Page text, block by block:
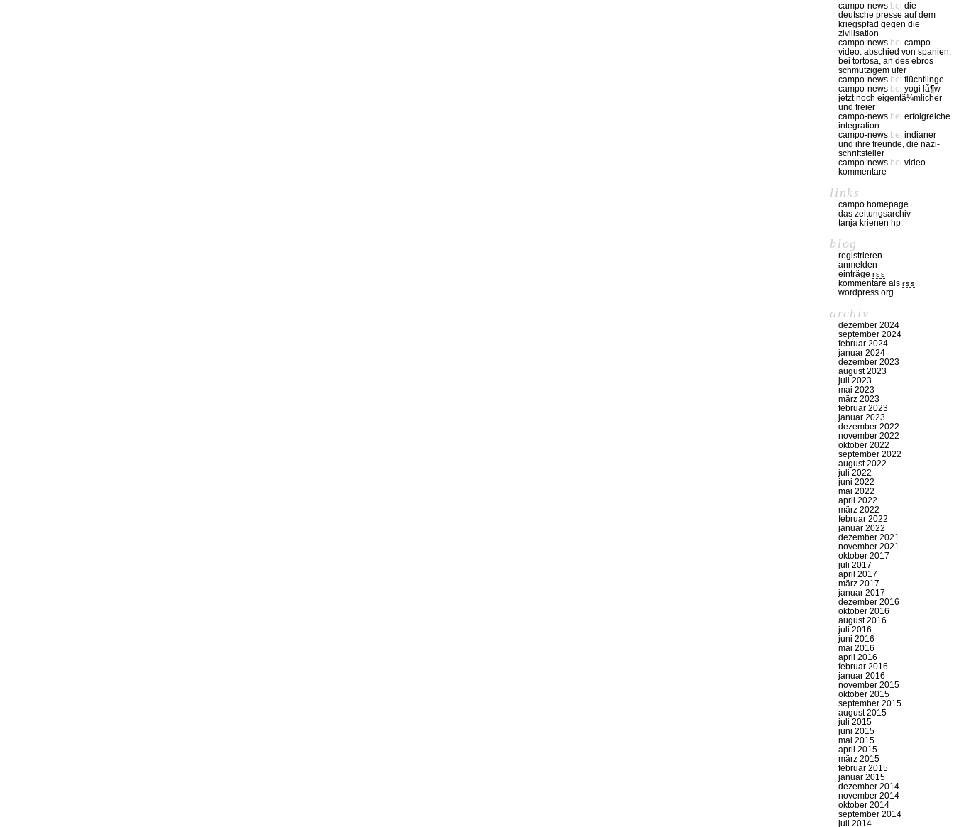
campo-news bei die
deutsche presse auf dem
kriegspfad gegen die
zivilisation
campo-news bei campo-
video: abschied von spanien:
bei tortosa, an des ebros
schmutzigem ufer
campo-news bei flüchtlinge
campo-news bei yogi lã¶w
jetzt noch eigentã¼mlicher
und freier
campo-news bei erfolgreiche
integration
campo-news bei indianer
und ihre freunde, die nazi-
schriftsteller
campo-news bei video
kommentare
links
campo homepage
das zeitungsarchiv
tanja krienen hp
blog
registrieren
anmelden
einträge rss
kommentare als rss
wordpress.org
archiv
dezember 2024
september 2024
februar 2024
januar 2024
dezember 2023
august 2023
juli 2023
mai 2023
märz 2023
februar 2023
januar 2023
dezember 2022
november 2022
oktober 2022
september 2022
august 2022
juli 2022
juni 2022
mai 2022
april 2022
märz 2022
februar 2022
januar 2022
dezember 2021
november 2021
oktober 2017
juli 2017
april 2017
märz 2017
januar 2017
dezember 2016
oktober 2016
august 2016
juli 2016
juni 2016
mai 2016
april 2016
februar 2016
januar 2016
november 2015
oktober 2015
september 2015
august 2015
juli 2015
juni 2015
mai 2015
april 2015
märz 2015
februar 2015
januar 2015
dezember 2014
november 2014
oktober 2014
september 2014
juli 2014